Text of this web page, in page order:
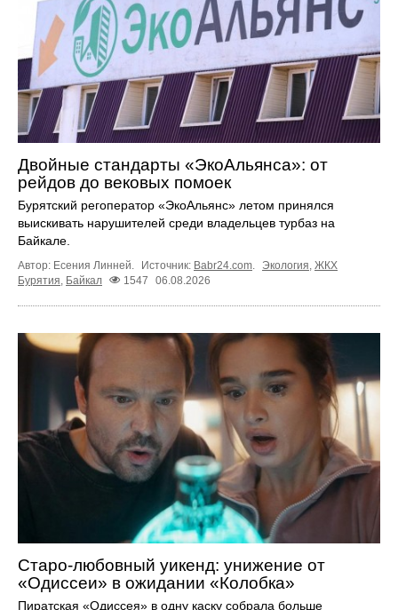
Двойные стандарты «ЭкоАльянса»: от
рейдов до вековых помоек
Бурятский регоператор «ЭкоАльянс» летом принялся
выискивать нарушителей среди владельцев турбаз на
Байкале.
Автор: Есения Линней. Источник: Babr24.com. Экология, ЖКХ
Бурятия, Байкал 1547 06.08.2026
Старо-любовный уикенд: унижение от
«Одиссеи» в ожидании «Колобка»
Пиратская «Одиссея» в одну каску собрала больше